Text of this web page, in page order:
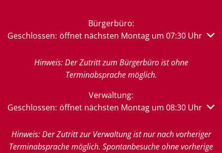
Bürgerbüro:
Klicken, um weitere Öffnungs- oder Schließzeiten
Geschlossen: öffnet nächsten Montag um 07:30 Uhr
Hinweis: Der Zutritt zum Bürgerbüro ist ohne
Terminabsprache möglich.
Verwaltung:
Klicken, um weitere Öffnungs- oder Schließzeiten
Geschlossen: öffnet nächsten Montag um 08:30 Uhr
Hinweis: Der Zutritt zur Verwaltung ist nur nach vorheriger
Terminabsprache möglich. Spontanbesuche ohne vorherige